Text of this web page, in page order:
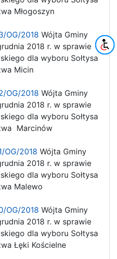
Młogoszyn
OG/2018 Wójta Gminy
2018 r. w sprawie
dla wyboru Sołtysa
Micin
OG/2018 Wójta Gminy
2018 r. w sprawie
dla wyboru Sołtysa
Marcinów
OG/2018 Wójta Gminy
2018 r. w sprawie
dla wyboru Sołtysa
Malewo
OG/2018 Wójta Gminy
2018 r. w sprawie
dla wyboru Sołtysa
Łęki Kościelne